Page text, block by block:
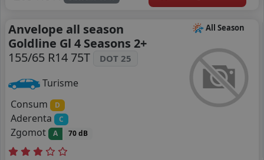
All Season
Anvelope all season
Goldline Gl 4 Seasons 2+
155/65 R14 75T
DOT 25
Turisme
Consum
D
Aderenta C
Zgomot A 70 dB